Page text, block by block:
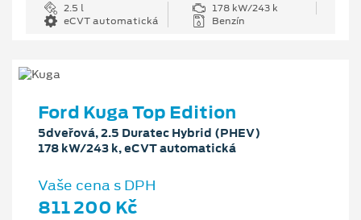
2.5 l
178 kW/243 k
eCVT automatická
Benzín
Ford Kuga Top Edition
5dveřová, 2.5 Duratec Hybrid (PHEV)
178 kW/243 k, eCVT automatická
Vaše cena s DPH
811 200 Kč